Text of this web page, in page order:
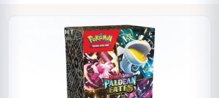
UITVERKOCHT